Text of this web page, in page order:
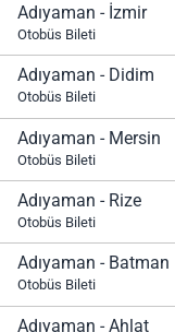
Adıyaman - İzmir
Otobüs Bileti
Adıyaman - Didim
Otobüs Bileti
Adıyaman - Mersin
Otobüs Bileti
Adıyaman - Rize
Otobüs Bileti
Adıyaman - Batman
Otobüs Bileti
Adıyaman - Ahlat